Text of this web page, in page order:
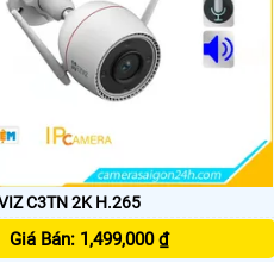
C3TN 2K H.265
Giá Bán: 1,499,000 ₫